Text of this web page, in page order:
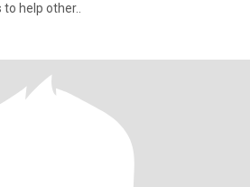
help other..